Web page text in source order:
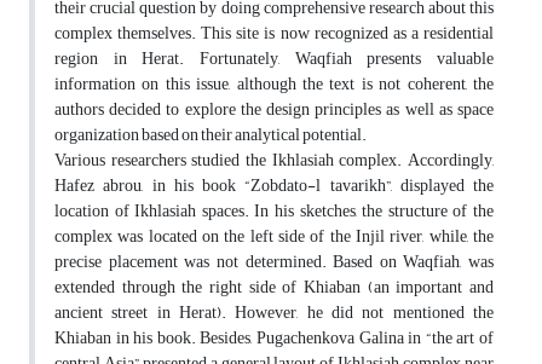
their crucial question by doing comprehensive research about this
complex themselves. This site is now recognized as a residential
region in Herat. Fortunately, Waqfiah presents valuable
information on this issue, although the text is not coherent, the
authors decided to explore the design principles as well as space
organization based on their analytical potential.
Various researchers studied the Ikhlasiah complex. Accordingly,
Hafez abrou, in his book “Zobdato-l tavarikh”, displayed the
location of Ikhlasiah spaces. In his sketches, the structure of the
complex was located on the left side of the Injil river, while, the
precise placement was not determined. Based on Waqfiah, was
extended through the right side of Khiaban (an important and
ancient street in Herat). However, he did not mentioned the
Khiaban in his book. Besides, Pugachenkova Galina in “the art of